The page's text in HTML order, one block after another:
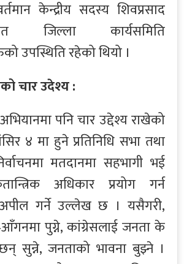
केन्द्रीय सदस्य शिवप्रसाद
जिल्ला कार्यसमिति
उपस्थिति रहेको थियो ।
चार उदेश्य :
पनि चार उद्देश्य राखेको
४ मा हुने प्रतिनिधि सभा तथा
मतदानमा सहभागी भई
अधिकार प्रयोग गर्न
अपील गर्ने उल्लेख छ । यसैगरी,
पुग्ने, कांग्रेसलाई जनता के
सुन्ने, जनताको भावना बुझ्ने ।